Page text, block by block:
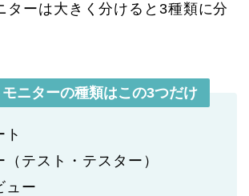
ターは大きく分けると3種類に分
ニターの種類はこの3つだけ
ト
（テスト・テスター）
ュー